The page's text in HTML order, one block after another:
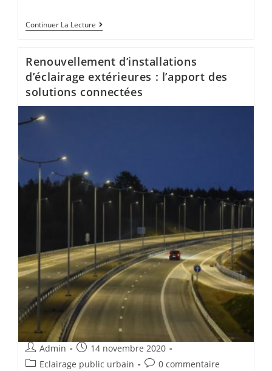
Continuer La Lecture
Renouvellement d’installations
d’éclairage extérieures : l’apport des
solutions connectées
Admin
14 novembre 2020
Eclairage public urbain
0 commentaire